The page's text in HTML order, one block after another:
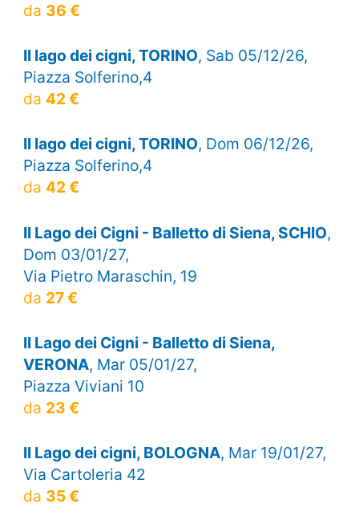
da 36 €
Il lago dei cigni, TORINO, Sab 05/12/26,
Piazza Solferino,4
da 42 €
Il lago dei cigni, TORINO, Dom 06/12/26,
Piazza Solferino,4
da 42 €
Il Lago dei Cigni - Balletto di Siena, SCHIO,
Dom 03/01/27,
Via Pietro Maraschin, 19
da 27 €
Il Lago dei Cigni - Balletto di Siena,
VERONA, Mar 05/01/27,
Piazza Viviani 10
da 23 €
Il Lago dei cigni, BOLOGNA, Mar 19/01/27,
Via Cartoleria 42
da 35 €